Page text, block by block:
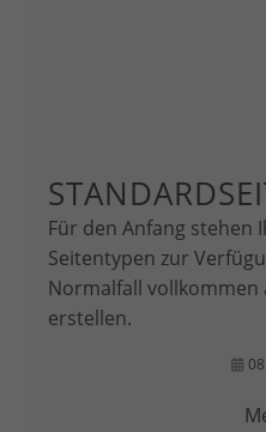
Für den Anfang stehen
Seitentypen zur
Normalfall vollkommen
erstellen.